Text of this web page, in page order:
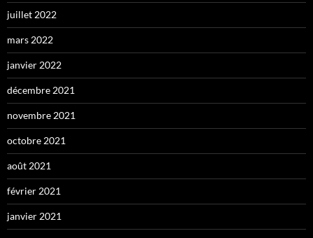
juillet 2022
mars 2022
janvier 2022
décembre 2021
novembre 2021
octobre 2021
août 2021
février 2021
janvier 2021